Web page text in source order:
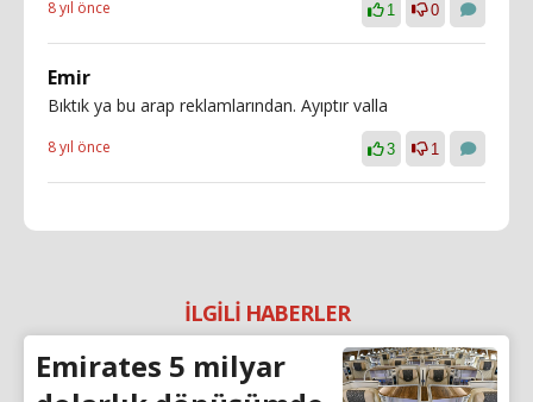
8 yıl önce 1 0
Emir
Bıktık ya bu arap reklamlarından. Ayıptır valla
8 yıl önce 3 1
İLGİLİ HABERLER
Emirates 5 milyar